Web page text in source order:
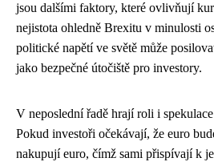
jsou dalšími faktory, které ovlivňují
nejistota ohledně Brexitu v minulosti
politické napětí ve světě může
jako bezpečné útočiště pro investory.
V neposlední řadě hrají roli i
Pokud investoři očekávají, že euro
nakupují euro, čímž sami přispívají k